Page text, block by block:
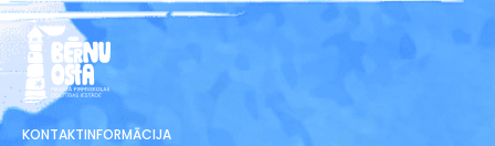
KONTAKTINFORMĀCIJA